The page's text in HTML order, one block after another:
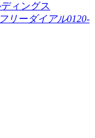
フリーダイアル0120-